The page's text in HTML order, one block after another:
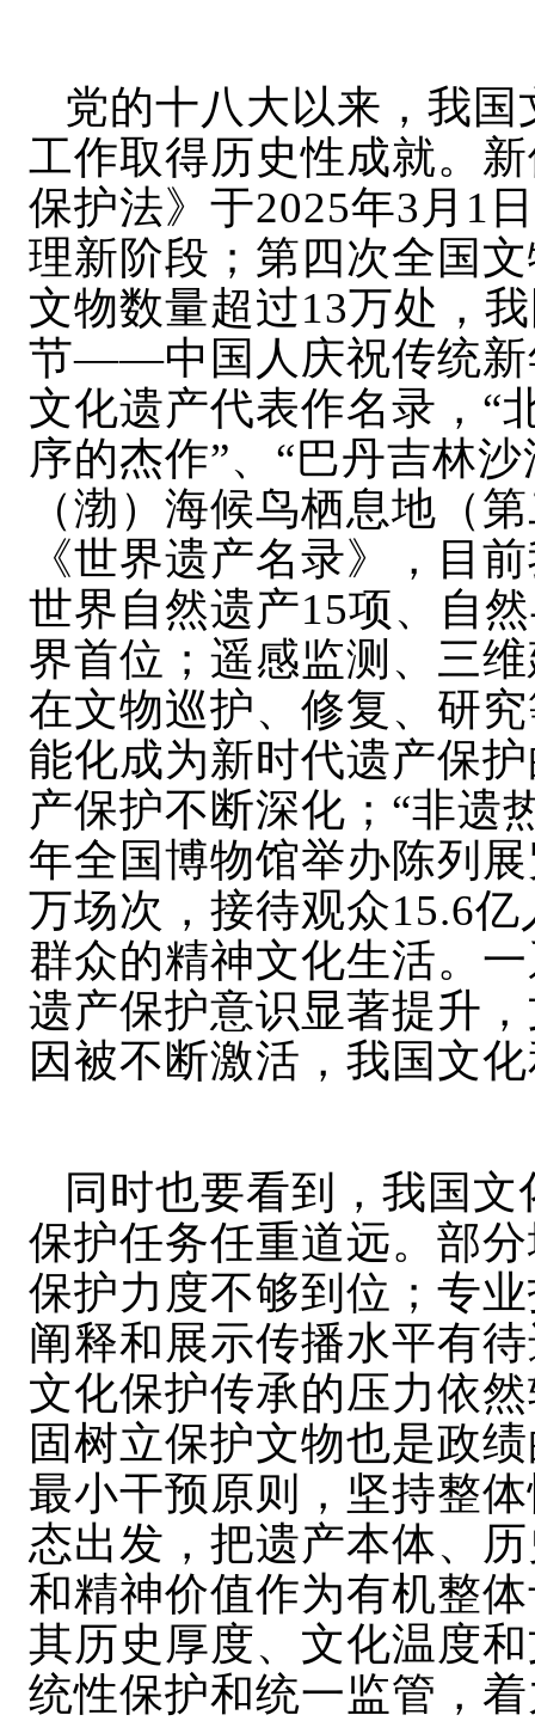
党的十八大以来，我国
工作取得历史性成就。
保护法》于2025年3月1
理新阶段；第四次全国
文物数量超过13万处，
节——中国人庆祝传统新
文化遗产代表作名录，
序的杰作”、“巴丹吉林
（渤）海候鸟栖息地（
《世界遗产名录》，目
世界自然遗产15项、自
界首位；遥感监测、三
在文物巡护、修复、研
能化成为新时代遗产保
产保护不断深化；“非遗
年全国博物馆举办陈列
万场次，接待观众15.6
群众的精神文化生活。
遗产保护意识显著提升
因被不断激活，我国文
同时也要看到，我国文
保护任务任重道远。部
保护力度不够到位；专
阐释和展示传播水平有
文化保护传承的压力依
固树立保护文物也是政
最小干预原则，坚持整
态出发，把遗产本体、
和精神价值作为有机整
其历史厚度、文化温度
统性保护和统一监管，